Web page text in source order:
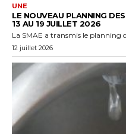
UNE
LE NOUVEAU PLANNING
13 AU 19 JUILLET 2026
La SMAE a transmis le planning
12 juillet 2026